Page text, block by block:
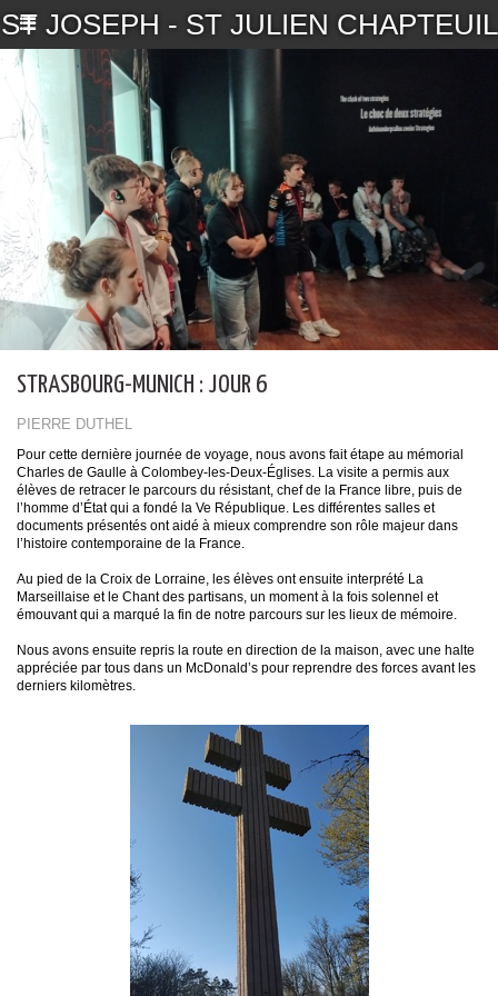
ST JOSEPH - ST JULIEN CHAPTEUIL
STRASBOURG-MUNICH : JOUR 6
PIERRE DUTHEL
Pour cette dernière journée de voyage, nous avons fait étape au mémorial
Charles de Gaulle à Colombey-les-Deux-Églises. La visite a permis aux
élèves de retracer le parcours du résistant, chef de la France libre, puis de
l’homme d’État qui a fondé la Ve République. Les différentes salles et
documents présentés ont aidé à mieux comprendre son rôle majeur dans
l’histoire contemporaine de la France.
Au pied de la Croix de Lorraine, les élèves ont ensuite interprété La
Marseillaise et le Chant des partisans, un moment à la fois solennel et
émouvant qui a marqué la fin de notre parcours sur les lieux de mémoire.
Nous avons ensuite repris la route en direction de la maison, avec une halte
appréciée par tous dans un McDonald’s pour reprendre des forces avant les
derniers kilomètres.